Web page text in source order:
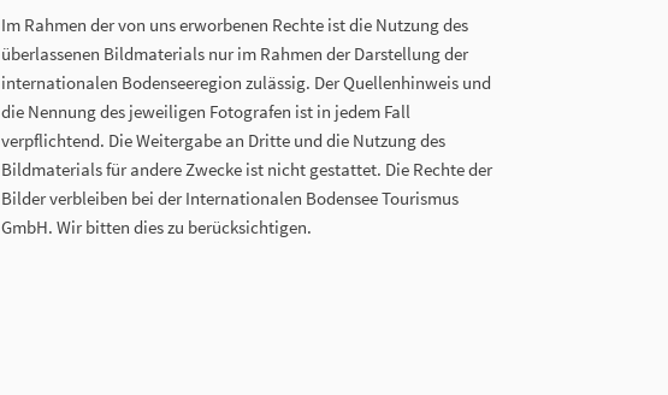
Im Rahmen der von uns erworbenen Rechte ist die Nutzung des
überlassenen Bildmaterials nur im Rahmen der Darstellung der
internationalen Bodenseeregion zulässig. Der Quellenhinweis und
die Nennung des jeweiligen Fotografen ist in jedem Fall
verpflichtend. Die Weitergabe an Dritte und die Nutzung des
Bildmaterials für andere Zwecke ist nicht gestattet. Die Rechte der
Bilder verbleiben bei der Internationalen Bodensee Tourismus
GmbH. Wir bitten dies zu berücksichtigen.